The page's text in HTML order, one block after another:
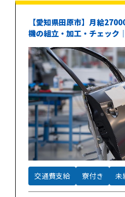
【愛知県田原市】月給
機の組立・加工・チェック
交通費支給 寮付き 未